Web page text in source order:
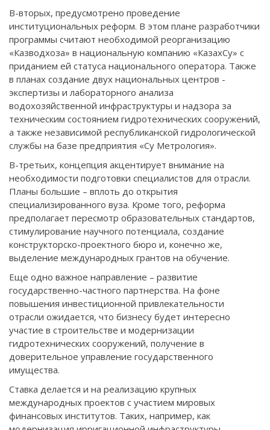
В-вторых, предусмотрено проведение
институциональных реформ. В этом плане разработчики
программы считают необходимой реорганизацию
«Казводхоза» в национальную компанию «КазахСу» с
приданием ей статуса национального оператора. Также
в планах создание двух национальных центров -
экспертизы и лабораторного анализа
водохозяйственной инфраструктуры и надзора за
техническим состоянием гидротехнических сооружений,
а также независимой республиканской гидрологической
службы на базе предприятия «Су Метрология».
В-третьих, концепция акцентирует внимание на
необходимости подготовки специалистов для отрасли.
Планы большие – вплоть до открытия
специализированного вуза. Кроме того, реформа
предполагает пересмотр образовательных стандартов,
стимулирование научного потенциала, создание
конструкторско-проектного бюро и, конечно же,
выделение международных грантов на обучение.
Еще одно важное направление – развитие
государственно-частного партнерства. На фоне
повышения инвестиционной привлекательности
отрасли ожидается, что бизнесу будет интересно
участие в строительстве и модернизации
гидротехнических сооружений, получение в
доверительное управление государственного
имущества.
Ставка делается и на реализацию крупных
международных проектов с участием мировых
финансовых институтов. Таких, например, как